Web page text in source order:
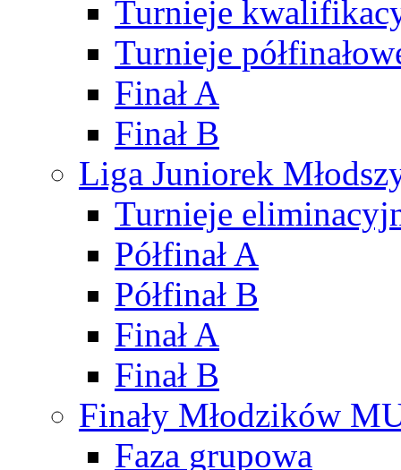
Turnieje
Turnieje
Finał A
Finał B
Liga Juniorek
Turnieje
Półfinał A
Półfinał B
Finał A
Finał B
Finały Młodzików
Faza grupowa